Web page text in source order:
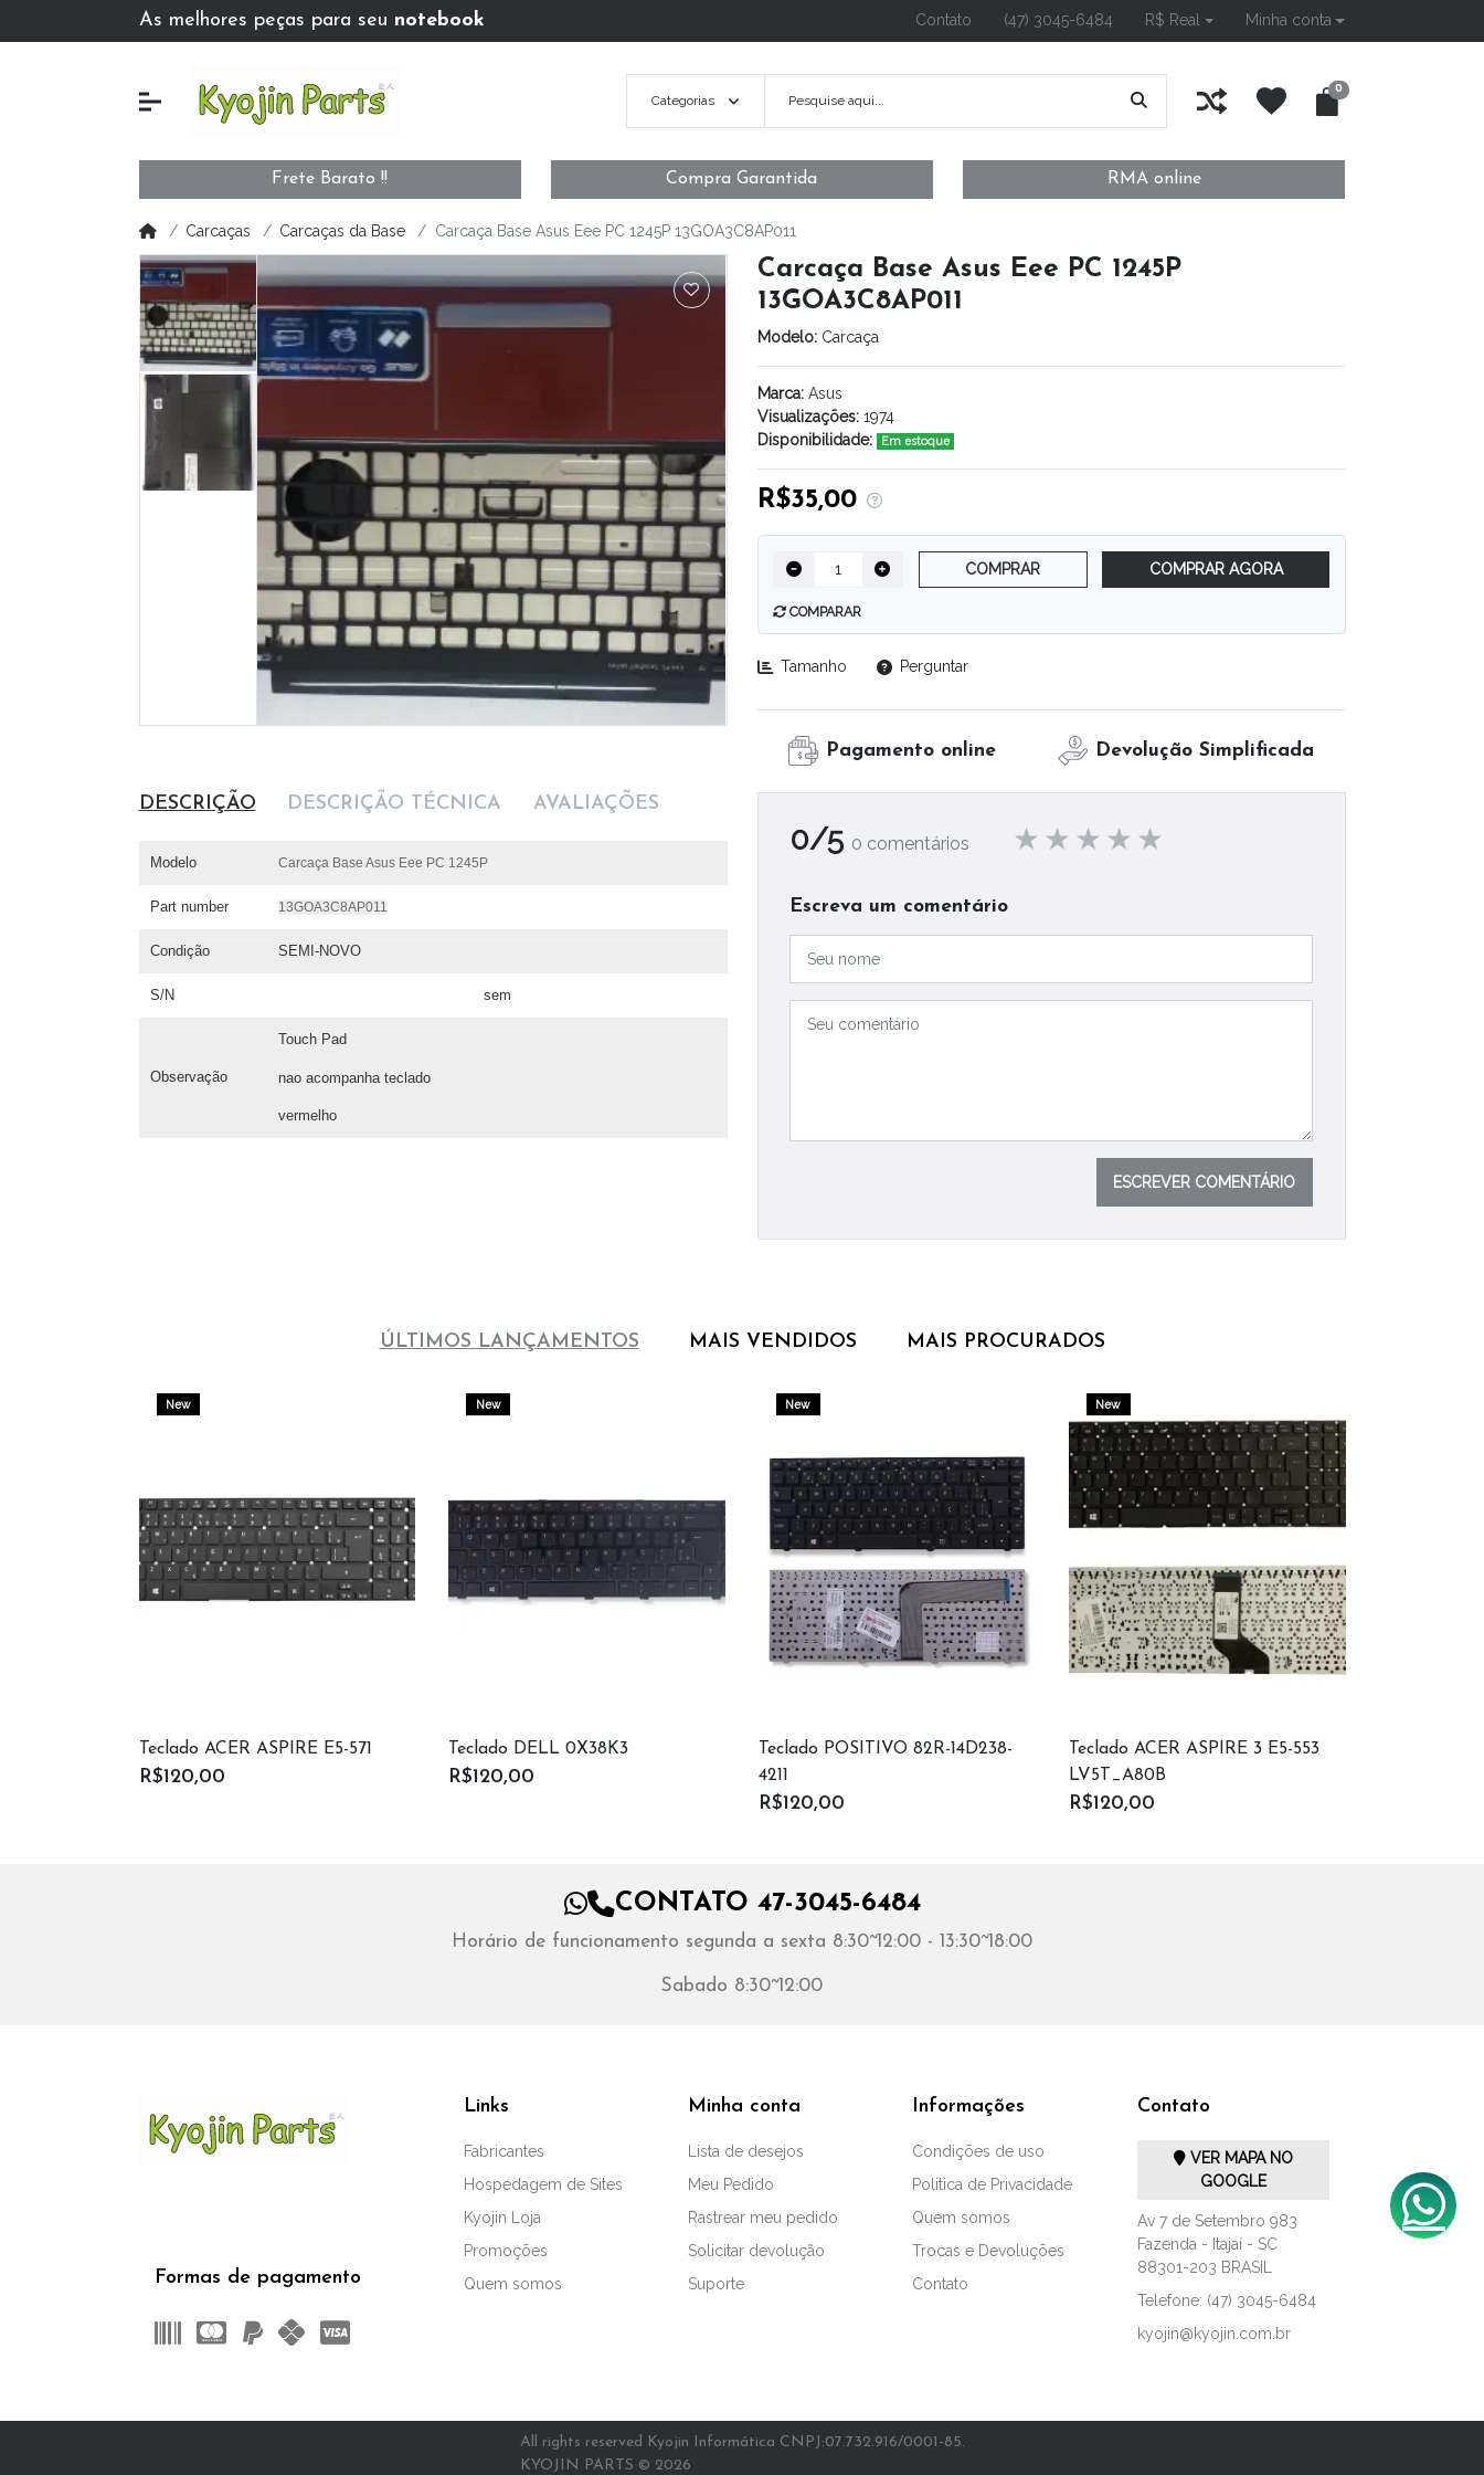
As melhores peças para seu notebook Contato (47) 3045-6484 R$ Real Minha conta
Categorias
0
Frete Barato !! Compra Garantida RMA online
Carcaças Carcaças da Base Carcaça Base Asus Eee PC 1245P 13GOA3C8AP011
DESCRIÇÃO DESCRIÇÃO TÉCNICA AVALIAÇÕES
Modelo Carcaça Base Asus Eee PC 1245P
Part number 13GOA3C8AP011
Condição SEMI-NOVO
S/N sem
Observação
Touch Pad
nao acompanha teclado
vermelho
Carcaça Base Asus Eee PC 1245P
13GOA3C8AP011
Modelo: Carcaça
Marca: Asus
Visualizações: 1974
Disponibilidade:
Em estoque
R$35,00
COMPRAR COMPRAR AGORA
COMPARAR
Tamanho Perguntar
Pagamento online Devolução Simplificada
0/5 0 comentários
Escreva um comentário
ESCREVER COMENTÁRIO
ÚLTIMOS LANÇAMENTOS MAIS VENDIDOS MAIS PROCURADOS
New
Teclado ACER ASPIRE E5-571
R$120,00
New
Teclado DELL 0X38K3
R$120,00
New
Teclado POSITIVO 82R-14D238-
4211
R$120,00
New
Teclado ACER ASPIRE 3 E5-553
LV5T_A80B
R$120,00
CONTATO 47-3045-6484
Horário de funcionamento segunda a sexta 8:30~12:00 - 13:30~18:00
Sabado 8:30~12:00
Formas de pagamento
Links
Fabricantes
Hospedagem de Sites
Kyojin Loja
Promoções
Quem somos
Minha conta
Lista de desejos
Meu Pedido
Rastrear meu pedido
Solicitar devolução
Suporte
Informações
Condições de uso
Politica de Privacidade
Quem somos
Trocas e Devoluções
Contato
Contato
VER MAPA NO
GOOGLE
Av 7 de Setembro 983
Fazenda - Itajaí - SC
88301-203 BRASIL
Telefone: (47) 3045-6484
kyojin@kyojin.com.br
All rights reserved Kyojin Informática CNPJ:07.732.916/0001-85.
KYOJIN PARTS © 2026